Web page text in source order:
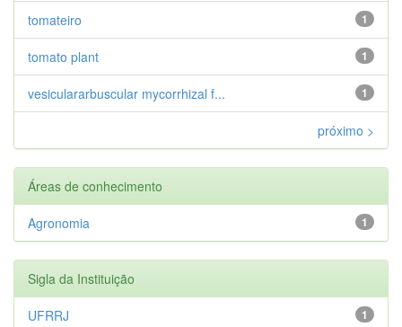
1
tomateiro
1
tomato plant
1
vesiculararbuscular mycorrhizal f...
próximo >
Áreas de conhecimento
1
Agronomia
Sigla da Instituição
1
UFRRJ